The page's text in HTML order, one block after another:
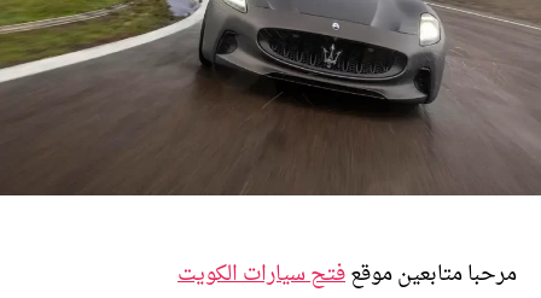
مرحبا متابعين موقعفتح سيارات الكويت